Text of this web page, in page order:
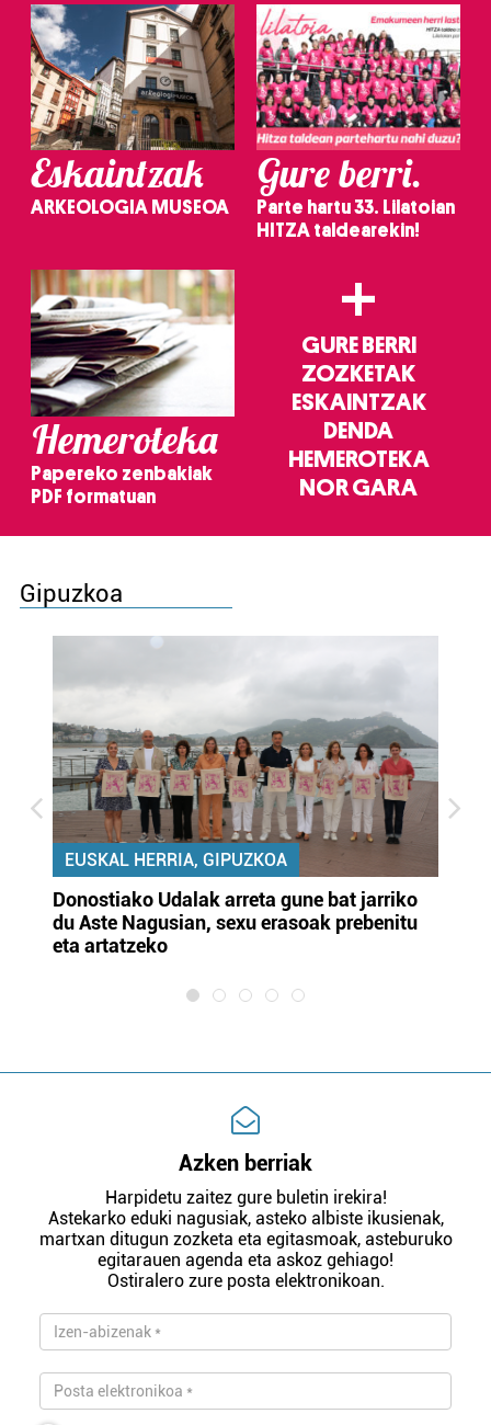
Eskaintzak
ARKEOLOGIA MUSEOA
Gure berri.
Parte hartu 33. Lilatoian
HITZA taldearekin!
Hemeroteka
Papereko zenbakiak
PDF formatuan
+
GURE BERRI
ZOZKETAK
ESKAINTZAK
DENDA
HEMEROTEKA
NOR GARA
Gipuzkoa
EUSKAL HERRIA, GIPUZKOA
Donostiako Udalak arreta gune bat jarriko
du Aste Nagusian, sexu erasoak prebenitu
eta artatzeko
Azken berriak
Harpidetu zaitez gure buletin irekira!
Astekarko eduki nagusiak, asteko albiste ikusienak,
martxan ditugun zozketa eta egitasmoak, asteburuko
egitarauen agenda eta askoz gehiago!
Ostiralero zure posta elektronikoan.